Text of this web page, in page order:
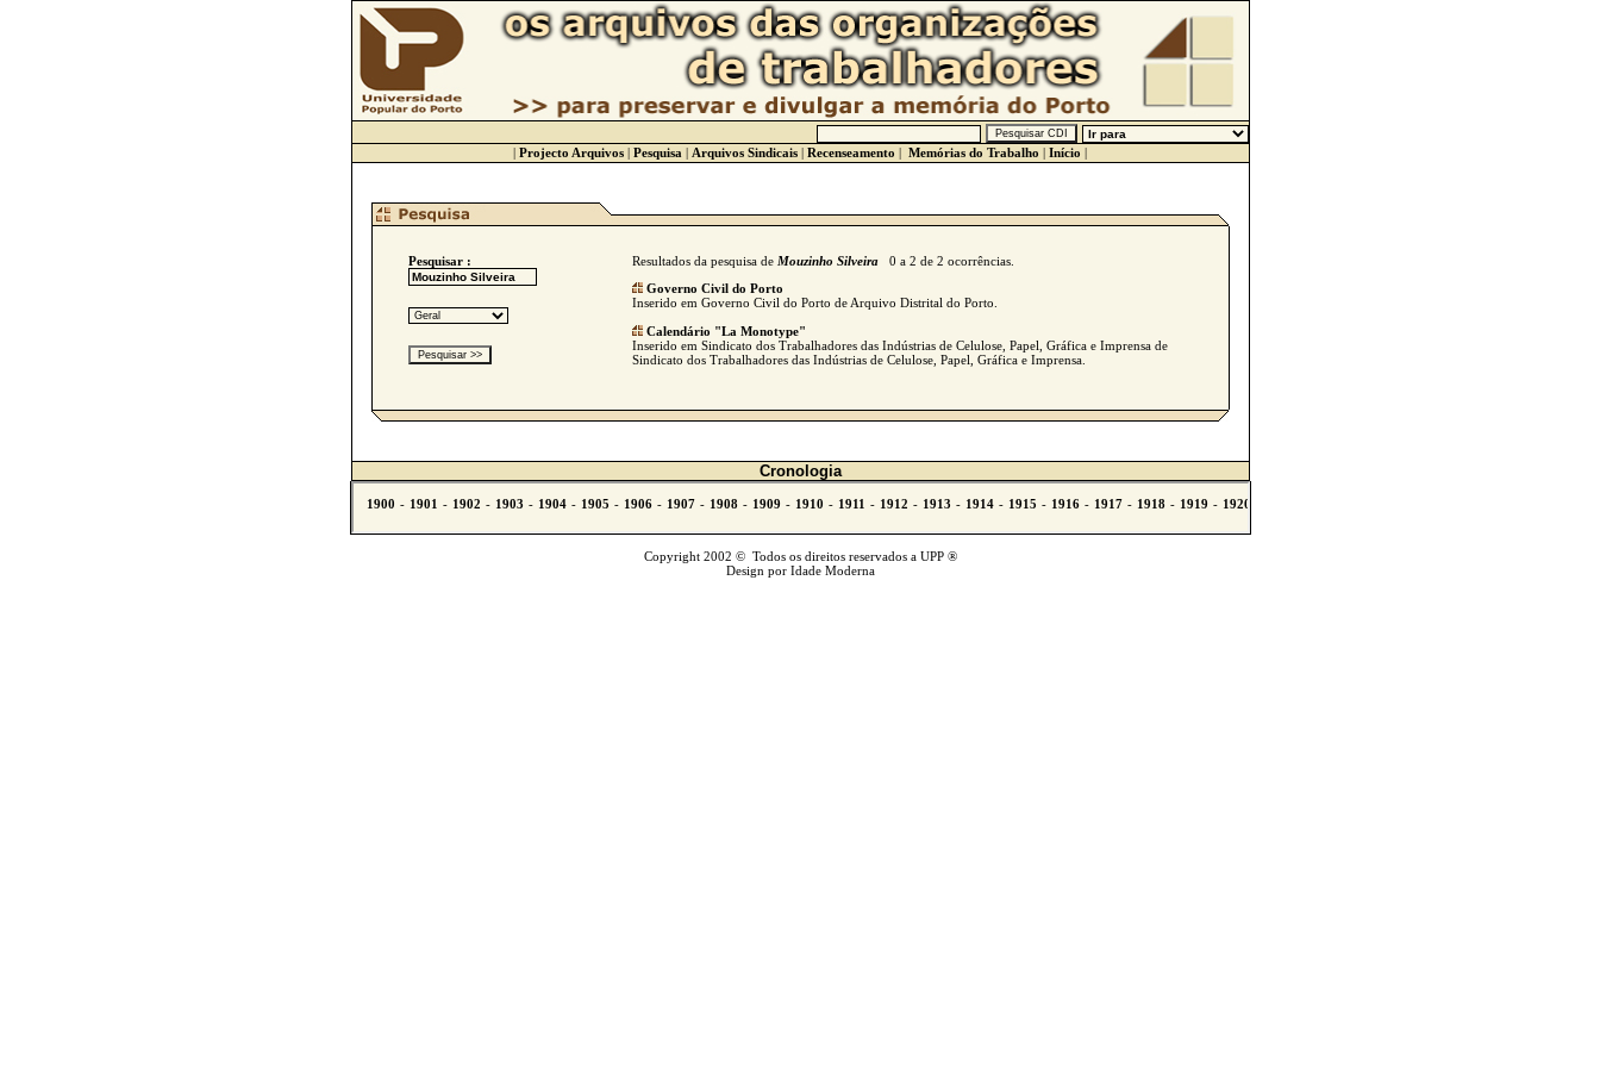
| Projecto Arquivos | Pesquisa | Arquivos Sindicais | Recenseamento | Memórias do Trabalho | Início |
Pesquisar : Resultados da pesquisa de Mouzinho Silveira0 a 2 de 2 ocorrências.
Governo Civil do Porto
Inserido em Governo Civil do Porto de Arquivo Distrital do Porto.
Calendário "La Monotype"
Inserido em Sindicato dos Trabalhadores das Indústrias de Celulose, Papel, Gráfica e Imprensa de
Sindicato dos Trabalhadores das Indústrias de Celulose, Papel, Gráfica e Imprensa.
Cronologia
Copyright 2002 © Todos os direitos reservados a UPP ®
Design por Idade Moderna